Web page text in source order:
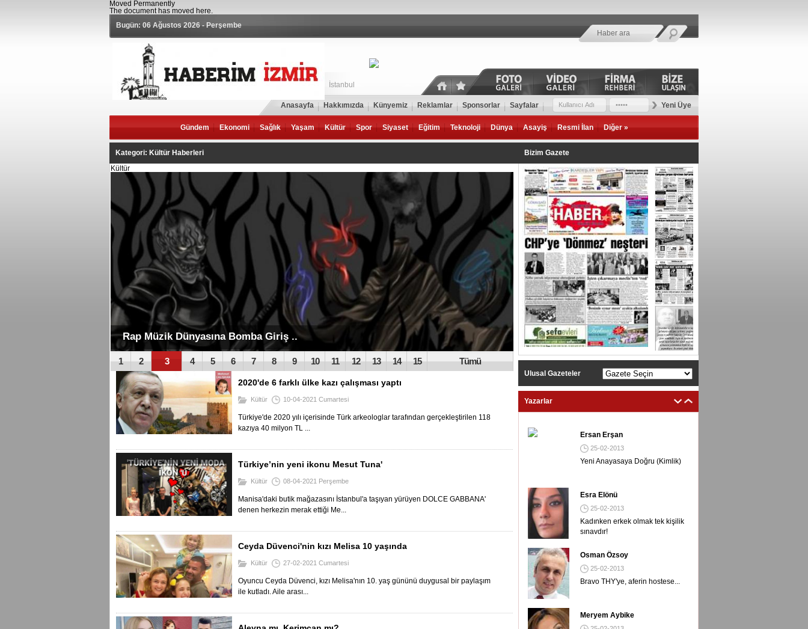
Moved Permanently
The document has moved here.
Bugün: 06 Ağustos 2026 - Perşembe
İstanbul
Anasayfa Hakkımızda Künyemiz Reklamlar Sponsorlar Sayfalar Yeni Üye
Gündem Ekonomi Sağlık Yaşam Kültür Spor Siyaset Eğitim Teknoloji Dünya Asayiş Resmi İlan Diğer »
Kategori: Kültür Haberleri
Kültür
Ünlü Şef Yeşer Karasu Karşıyaka'da ..
Kültür
TÜRKİYE’NİN ’NİN DOLCE’Sİ MESUT TUNA
1 2 4 5 6 7 8 9 10 11 12 13 14 15 Tümü
2020'de 6 farklı ülke kazı çalışması yaptı
Kültür 10-04-2021 Cumartesi
Türkiye'de 2020 yılı içerisinde Türk arkeologlar tarafından gerçekleştirilen 118
kazıya 40 milyon TL ...
Türkiye’nin yeni ikonu Mesut Tuna'
Kültür 08-04-2021 Perşembe
Manisa'daki butik mağazasını İstanbul'a taşıyan yürüyen DOLCE GABBANA'
denen herkezin merak ettiği Me...
Ceyda Düvenci'nin kızı Melisa 10 yaşında
Kültür 27-02-2021 Cumartesi
Oyuncu Ceyda Düvenci, kızı Melisa'nın 10. yaş gününü duygusal bir paylaşım
ile kutladı. Aile arası...
Bizim Gazete
Ulusal Gazeteler
Yazarlar
Ersan Erşan
25-02-2013
Yeni Anayasaya Doğru (Kimlik)
Esra Elönü
25-02-2013
Kadınken erkek olmak tek kişilik
sınavdır!
Osman Özsoy
25-02-2013
Bravo THY'ye, aferin hostese...
Meryem Aybike